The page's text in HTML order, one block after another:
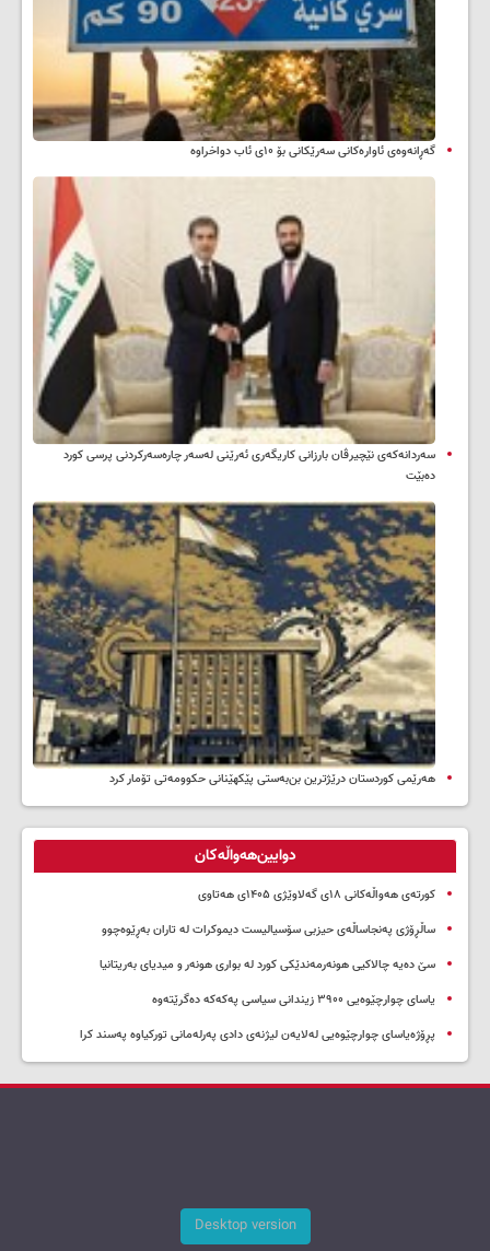
گەڕانەوەی ئاوارەکانی سەرێکانی بۆ ۱۰ی ئاب دواخراوە
سه‌ردانه‌کەی نێچیرڤان بارزانی كاریگه‌ری ئه‌رێنی له‌سه‌ر چاره‌سه‌ركردنی پرسی كورد
ده‌بێت
هەرێمی کوردستان درێژترین بن‌بەستی پێکهێنانی حکوومەتی تۆمار کرد
دوایین‌هەواڵەکان
کورتەی هەواڵەکانی ۱۸ی گەلاوێژی ۱۴۰۵ی هەتاوی
ساڵڕۆژی پەنجاساڵەی حیزبی سۆسیالیست دیموکرات لە تاران بەڕێوەچوو
سێ دەیە چالاکیی هونەرمەندێکی کورد لە بواری هونەر و میدیای بەریتانیا
یاسای چوارچێوەیی ۳۹۰۰ زیندانی سیاسی پەکەکە دەگرێتەوە
پڕۆژەیاسای چوارچێوەیی لەلایەن لیژنەی دادی پەرلەمانی تورکیاوە پەسند کرا
Desktop version